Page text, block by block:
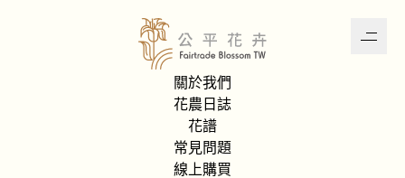
關於我們
花農日誌
花譜
常見問題
線上購買
FORi Flower